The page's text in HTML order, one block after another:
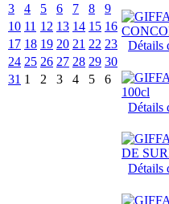
3
4 5 6 7 8
9
10 11 12 13 14 15 16
17 18 19 20 21 22 23
24 25 26 27 28 29 30
31 1 2 3 4 5 6
Détails
Détails
Détails